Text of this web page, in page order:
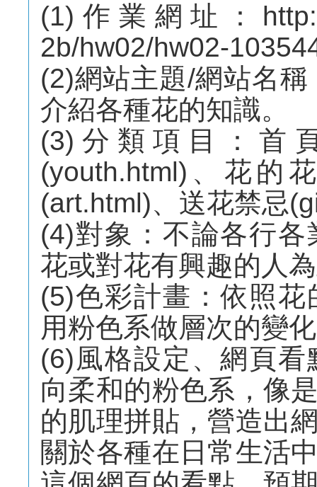
(1)作業網址：
2b/hw02/hw02-
(2)網站主題/網站名
介紹各種花的知識。
(3)分類項目：首
(youth.html)、花的
(art.html)、送花禁忌
(4)對象：不論各行
花或對花有興趣的人
(5)色彩計畫：依照
用粉色系做層次的變
(6)風格設定、網頁
向柔和的粉色系，像
的肌理拼貼，營造出
關於各種在日常生活